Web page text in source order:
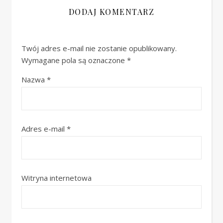
DODAJ KOMENTARZ
Twój adres e-mail nie zostanie opublikowany.
Wymagane pola są oznaczone *
Nazwa *
Adres e-mail *
Witryna internetowa